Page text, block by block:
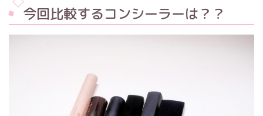
今回比較するコンシーラーは？？